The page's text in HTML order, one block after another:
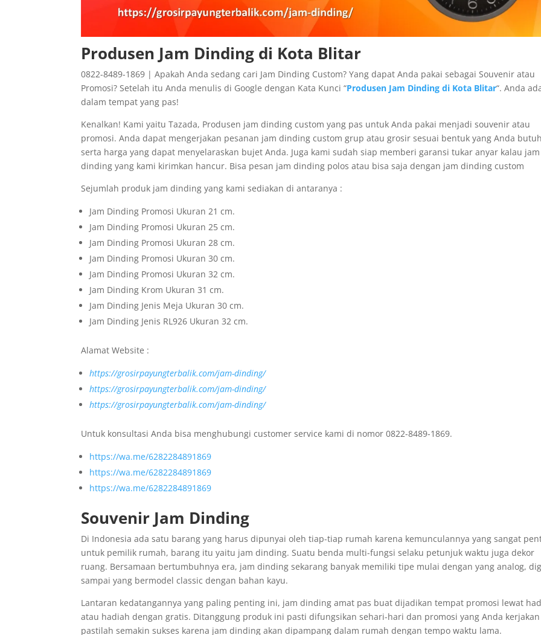
Produsen Jam Dinding di Kota Blitar
0822-8489-1869 | Apakah Anda sedang cari Jam Dinding Custom? Yang dapat Anda pakai sebagai Souvenir atau
Promosi? Setelah itu Anda menulis di Google dengan Kata Kunci “Produsen Jam Dinding di Kota Blitar“. Anda
dalam tempat yang pas!
Kenalkan! Kami yaitu Tazada, Produsen jam dinding custom yang pas untuk Anda pakai menjadi souvenir atau
promosi. Anda dapat mengerjakan pesanan jam dinding custom grup atau grosir sesuai bentuk yang Anda
serta harga yang dapat menyelaraskan bujet Anda. Juga kami sudah siap memberi garansi tukar anyar kalau jam
dinding yang kami kirimkan hancur. Bisa pesan jam dinding polos atau bisa saja dengan jam dinding custom
Sejumlah produk jam dinding yang kami sediakan di antaranya :
Jam Dinding Promosi Ukuran 21 cm.
Jam Dinding Promosi Ukuran 25 cm.
Jam Dinding Promosi Ukuran 28 cm.
Jam Dinding Promosi Ukuran 30 cm.
Jam Dinding Promosi Ukuran 32 cm.
Jam Dinding Krom Ukuran 31 cm.
Jam Dinding Jenis Meja Ukuran 30 cm.
Jam Dinding Jenis RL926 Ukuran 32 cm.
Alamat Website :
https://grosirpayungterbalik.com/jam-dinding/
https://grosirpayungterbalik.com/jam-dinding/
https://grosirpayungterbalik.com/jam-dinding/
Untuk konsultasi Anda bisa menghubungi customer service kami di nomor 0822-8489-1869.
https://wa.me/6282284891869
https://wa.me/6282284891869
https://wa.me/6282284891869
Souvenir Jam Dinding
Di Indonesia ada satu barang yang harus dipunyai oleh tiap-tiap rumah karena kemunculannya yang sangat
untuk pemilik rumah, barang itu yaitu jam dinding. Suatu benda multi-fungsi selaku petunjuk waktu juga dekor
ruang. Bersamaan bertumbuhnya era, jam dinding sekarang banyak memiliki tipe mulai dengan yang analog,
sampai yang bermodel classic dengan bahan kayu.
Lantaran kedatangannya yang paling penting ini, jam dinding amat pas buat dijadikan tempat promosi lewat
atau hadiah dengan gratis. Ditanggung produk ini pasti difungsikan sehari-hari dan promosi yang Anda kerjakan
pastilah semakin sukses karena jam dinding akan dipampang dalam rumah dengan tempo waktu lama.